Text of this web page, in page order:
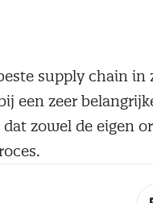
supply chain in
een zeer
zowel de eigen